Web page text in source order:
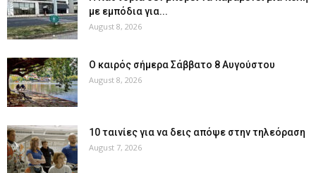
με εμπόδια για...
August 8, 2026
Ο καιρός σήμερα Σάββατο 8 Αυγούστου
August 8, 2026
10 ταινίες για να δεις απόψε στην τηλεόραση
August 7, 2026